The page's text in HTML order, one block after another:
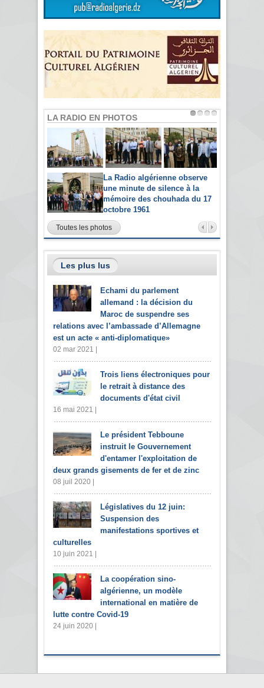
LA RADIO EN PHOTOS
La Radio algérienne observe
une minute de silence à la
mémoire des chouhada du 17
octobre 1961
Toutes les photos
Les plus lus
Echami du parlement
allemand : la décision du
Maroc de suspendre ses
relations avec l’ambassade d’Allemagne
est un acte « anti-diplomatique»
02 mar 2021 |
Trois liens électroniques pour
le retrait à distance des
documents d'état civil
16 mai 2021 |
Le président Tebboune
instruit le Gouvernement
d'entamer l'exploitation de
deux grands gisements de fer et de zinc
08 juil 2020 |
Législatives du 12 juin:
Suspension des
manifestations sportives et
culturelles
10 juin 2021 |
La coopération sino-
algérienne, un modèle
international en matière de
lutte contre Covid-19
24 juin 2020 |